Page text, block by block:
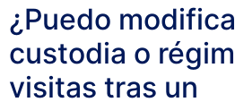
¿Puedo
custodia o
visitas tras un